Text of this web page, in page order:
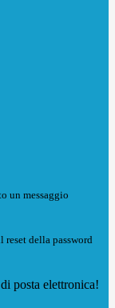
un messaggio
reset della password
posta elettronica!